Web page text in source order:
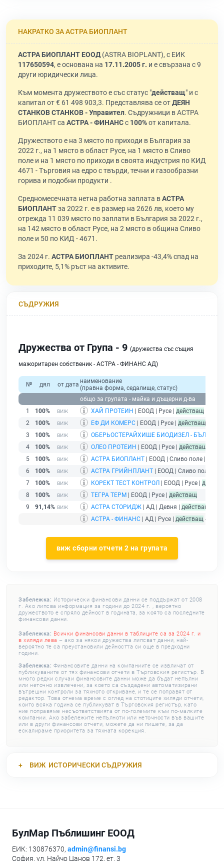
НАКРАТКО ЗА АСТРА БИОПЛАНТ
АСТРА БИОПЛАНТ ЕООД(ASTRA BIOPLANT), с ЕИК
117650594, е основана на 17.11.2005 г. и е свързана с 9
други юридически лица.
Към момента дружеството е със статус "действащ" и с
капитал от € 61 498 903,3. Представлява се отДЕЯН
СТАНКОВ СТАНКОВ - Управител. Съдружници в АСТРА
БИОПЛАНТ са АСТРА - ФИНАНСс 100%от капитала.
Дружеството е на 3 място по приходи в България за
2022 г., на 1 място в област Русе, на 1 място в Сливо
поле и на 1 място по приходи в своята индустрия по КИД
4671 - Търговия на едро с твърди, течни и газообразни
горива и подобни продукти .
Средномесечната нетна работна заплата вАСТРА
БИОПЛАНТза 2022 г. е в размер на 2626 лв, което му
отрежда 11 039 място по заплати в България за 2022 г.,
на 142 място в област Русе, на 2 място в община Сливо
поле и 50 по КИД - 4671.
За 2024 г. АСТРА БИОПЛАНТ реализира -43,4% спад на
приходите, 5,1% ръст на активите.
СЪДРУЖИЯ
Дружества от Група - 9 (дружества със същия
мажоритарен собственик - АСТРА - ФИНАНС АД)
№ дял от дата наименование
(правна форма, седалище, статус)
общо за групата - майка и дъщерни д-ва
1
100% ХАЙ ПРОТЕИН | ЕООД | Русе | действащ
2
100% ЕФ ДИ КОМЕРС | ЕООД | Русе | действащ
3
100%
ОБЕРЬОСТЕРАЙХИШЕ БИОДИЗЕЛ -
4
100% ОЛЕО ПРОТЕИН | ЕООД | Русе | действащ
5
100% АСТРА БИОПЛАНТ | ЕООД | Сливо поле |
6
100% АСТРА ГРИЙНПЛАНТ | ЕООД | Сливо поле |
7
100% КОРЕКТ ТЕСТ КОНТРОЛ | ЕООД | Русе |
8
100% ТЕГРА ТЕРМ | ЕООД | Русе | действащ
9
91,14% АСТРА СТОРИДЖ | АД | Девня | действащ
АСТРА - ФИНАНС | АД | Русе | действащ -
виж сборни отчети 2 на групата
Забележка: Исторически финансови данни се поддържат от 2008
г. Ако липсва информация за години до 2024 г. , вероятно
дружеството е спряло дейност в годината, за която са последните
финансови данни.
Забележка: Всички финансови данни в таблиците са за 2024 г. и
в хиляди лева – ако за някои дружества липсват данни, най-
вероятно те са преустановили дейността си още в предходни
години.
Забележка: Финансовите данни на компаниите се извличат от
публикуваните от тях финансови отчети в Търговския регистър. В
много редки случаи финансовите данни може да бъдат непълни
или неточно извлечени, за което са създадени автоматизирани
вътрешни контроли за тяхното откриване, и те се поправят от
редактор. Това отнема време с оглед на стотиците хиляди отчети,
които всяка година се публикуват в Търговския регистър, като
ние поправяме несъответствията от по-големите към по-малките
компании. Ако забележите непълноти или неточности във вашите
или в други финансови отчети, можете да ни пишете, за да
ескалираме приоритета за тяхната корекция.
ВИЖ ИСТОРИЧЕСКИ СЪДРУЖИЯ
БулМар Пъблишинг ЕООД
ЕИК: 130876370, admin@finansi.bg
София, ул. Найчо Цанов 172, ет. 3